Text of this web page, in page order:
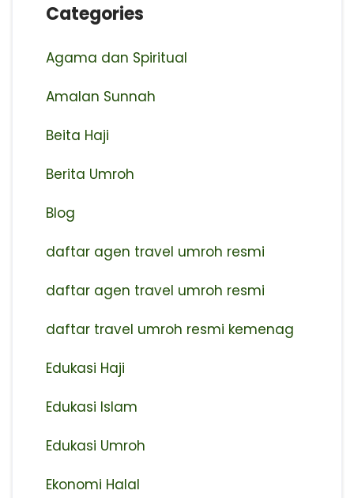
Categories
Agama dan Spiritual
Amalan Sunnah
Beita Haji
Berita Umroh
Blog
daftar agen travel umroh resmi
⁠daftar agen travel umroh resmi
daftar travel umroh resmi kemenag
Edukasi Haji
Edukasi Islam
Edukasi Umroh
Ekonomi Halal